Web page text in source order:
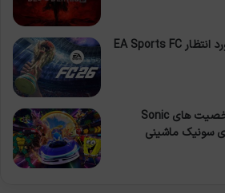
هر آنچه باید درباره بازی مورد انتظار EA Sports FC
اطلاعات جدید و معرفی شخصیت های Sonic